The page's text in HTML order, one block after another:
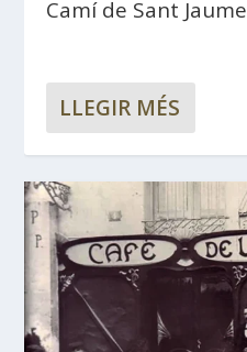
Camí de Sant Jaume
LLEGIR MÉS